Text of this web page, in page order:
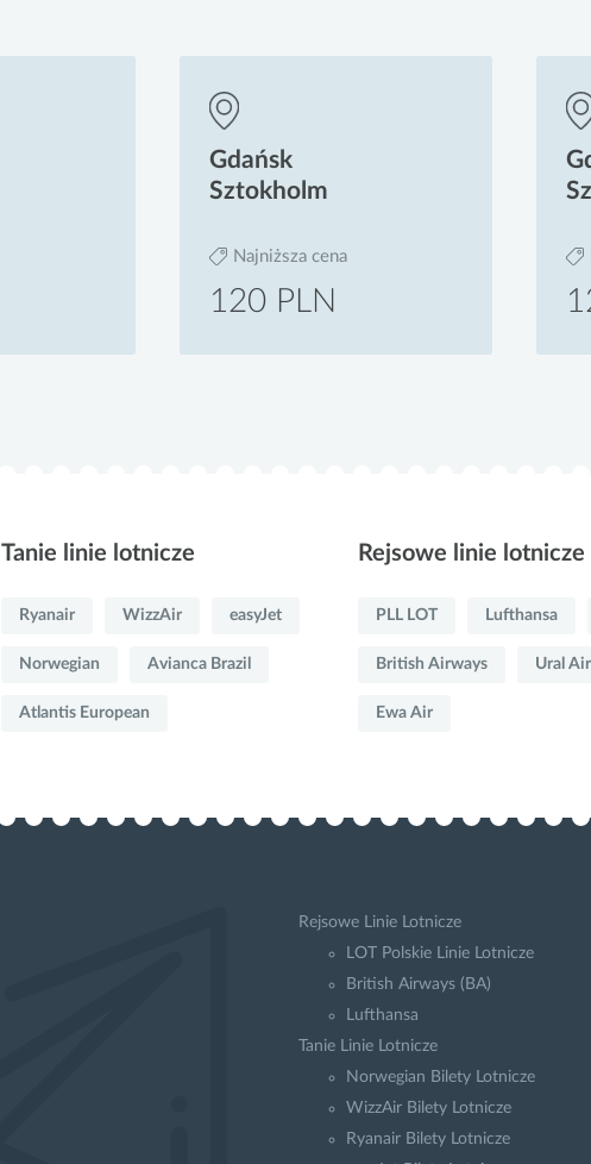
Gdańsk
Sztokholm
Najniższa cena
120 PLN
Tanie linie lotnicze
Ryanair WizzAir easyJet
Norwegian Avianca Brazil
Atlantis European
Rejsowe linie lotnicze
PLL LOT Lufthansa
British Airways Ural
Ewa Air
Rejsowe Linie Lotnicze
LOT Polskie Linie Lotnicze
British Airways (BA)
Lufthansa
Tanie Linie Lotnicze
Norwegian Bilety Lotnicze
WizzAir Bilety Lotnicze
Ryanair Bilety Lotnicze